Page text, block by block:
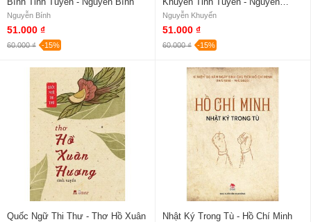
Nguyễn Bính
51.000 ₫
60.000 ₫ -15%
Khuyến
Nguyễn Khuyến
51.000 ₫
60.000 ₫ -15%
Quốc Ngữ Thi Thư - Thơ Hồ Xuân
Nhật Ký Trong Tù - Hồ Chí Minh